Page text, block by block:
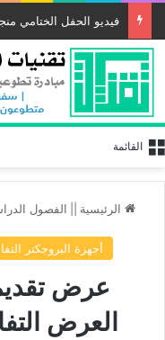
فيديو الحفل الختامي
القائمة
الرئيسية الفصول
أجهزة البروجكتر
عرض